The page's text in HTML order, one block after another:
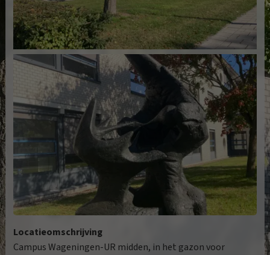
Locatieomschrijving
Campus Wageningen-UR midden, in het gazon voor